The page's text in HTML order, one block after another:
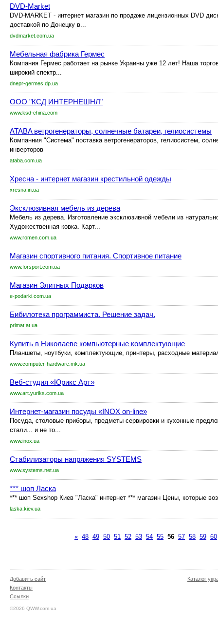
DVD-Market
DVD-MARKET - интернет магазин по продаже лицензионных DVD
доставкой по Донецку в...
dvdmarket.com.ua
Мебельная фабрика Гермес
Компания Гермес работает на рынке Украины уже 12 лет! Наша
широкий спектр...
dnepr-germes.dp.ua
ООО "КСД ИНТЕРНЕШНЛ"
www.ksd-china.com
ATABA ветрогенераторы, солнечные батареи, гелиосистемы
Компанния "Система" поставка ветрогенераторов, гелиосистем,
инверторов
ataba.com.ua
Хресна - интернет магазин крестильной одежды
xresna.in.ua
Эксклюзивная мебель из дерева
Мебель из дерева. Изготовление эксклюзивной мебели из
Художественная ковка. Карт...
www.romen.com.ua
Магазин спортивного питания. Спортивное питание
www.forsport.com.ua
Магазин Элитных Подарков
e-podarki.com.ua
Бибилотека программиста. Решение задач.
primat.at.ua
Купить в Николаеве компьютерные комплектующие
Планшеты, ноутбуки, комплектующие, принтеры, расходные
www.computer-hardware.mk.ua
Веб-студия «Юрикс Арт»
www.art.yuriks.com.ua
Интернет-магазин посуды «INOX on-line»
Посуда, столовые приборы, предметы сервировки и кухонные
стали... и не то...
www.inox.ua
Стабилизаторы напряжения SYSTEMS
www.systems.net.ua
*** шоп Ласка
*** шоп Sexshop Киев "Ласка" интернет *** магазин Цены, которые
laska.kiev.ua
« 48 49 50 51 52 53 54 55 56 57 58 59 60
Добавить сайт
Контакты
Ссылки
©2026 QWW.com.ua
Каталог